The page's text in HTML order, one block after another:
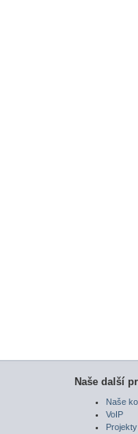
Naše další
Naše
VoIP
Projekty